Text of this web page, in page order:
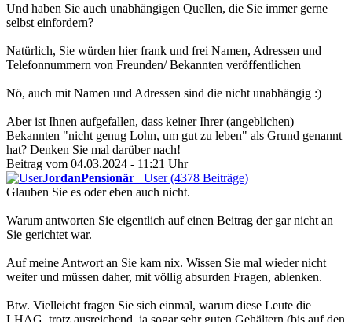
Und haben Sie auch unabhängigen Quellen, die Sie immer gerne
selbst einfordern?
Natürlich, Sie würden hier frank und frei Namen, Adressen und
Telefonnummern von Freunden/ Bekannten veröffentlichen
Nö, auch mit Namen und Adressen sind die nicht unabhängig :)
Aber ist Ihnen aufgefallen, dass keiner Ihrer (angeblichen)
Bekannten "nicht genug Lohn, um gut zu leben" als Grund genannt
hat? Denken Sie mal darüber nach!
Beitrag vom 04.03.2024 - 11:21 Uhr
JordanPensionär
User (4378 Beiträge)
Glauben Sie es oder eben auch nicht.
Warum antworten Sie eigentlich auf einen Beitrag der gar nicht an
Sie gerichtet war.
Auf meine Antwort an Sie kam nix. Wissen Sie mal wieder nicht
weiter und müssen daher, mit völlig absurden Fragen, ablenken.
Btw. Vielleicht fragen Sie sich einmal, warum diese Leute die
LHAG, trotz ausreichend, ja sogar sehr guten Gehältern (bis auf den